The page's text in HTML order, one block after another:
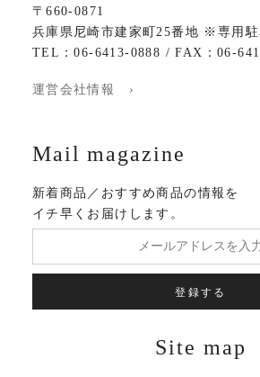
〒660-0871
兵庫県尼崎市建家町25番地 ※専用駐
TEL：06-6413-0888 / FAX：06-
運営会社情報 ›
Mail magazine
新着商品／おすすめ商品の情報を
イチ早くお届けします。
登録する
Site map